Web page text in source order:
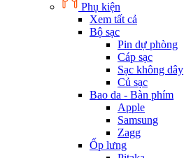
Phụ kiện
Xem tất cả
Bộ sạc
Pin dự phòng
Cáp sạc
Sạc không dây
Củ sạc
Bao da - Bàn phím
Apple
Samsung
Zagg
Ốp lưng